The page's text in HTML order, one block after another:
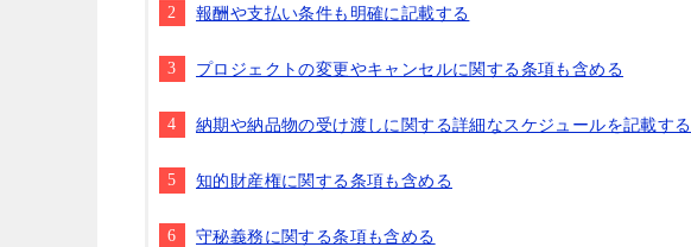
報酬や支払い条件も明確に記載する
プロジェクトの変更やキャンセルに関する条項も含める
納期や納品物の受け渡しに関する詳細なスケジュールを記載する
知的財産権に関する条項も含める
守秘義務に関する条項も含める